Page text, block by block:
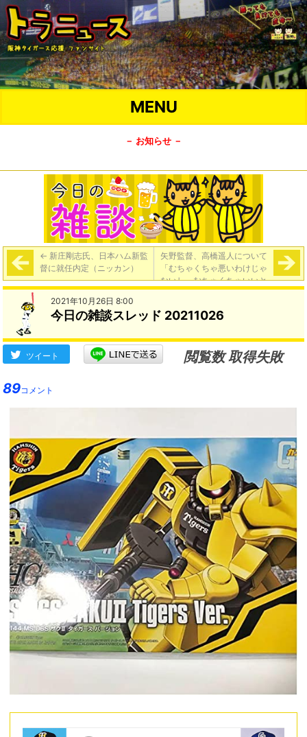
MENU
－ お知らせ －
← 新庄剛志氏、日本ハム新監
督に就任内定（ニッカン）
矢野監督、高橋遥人について
「むちゃくちゃ悪いわけじゃ
ないし、むちゃくちゃいいと
いうわけでもない。無理はさ
2021年10月26日 8:00
今日の雑談スレッド 20211026
ツイート
閲覧数 取得失敗
89コメント